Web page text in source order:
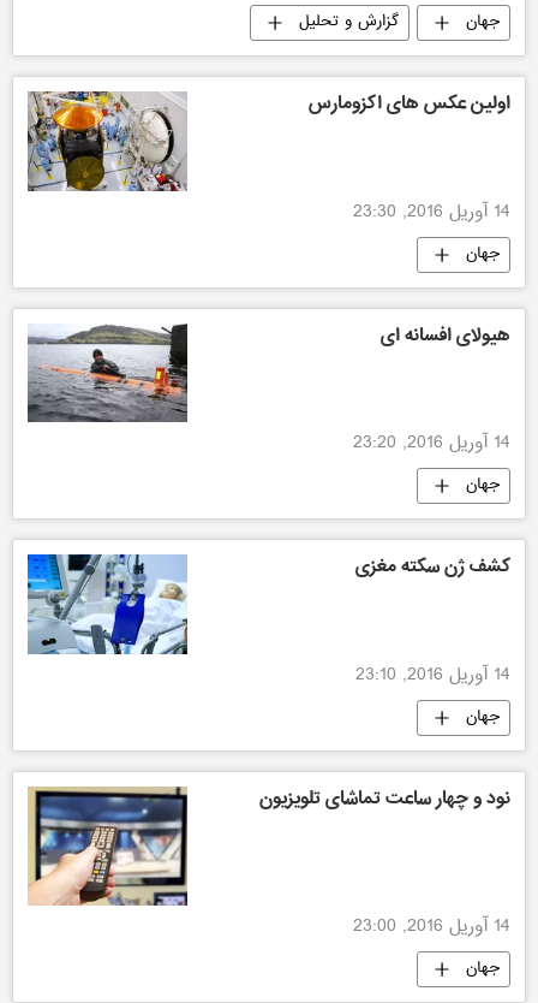
جهان گزارش و تحلیل
اولین عکس های اکزومارس
14 آوریل 2016, 23:30
جهان
هیولای افسانه ای
14 آوریل 2016, 23:20
جهان
کشف ژن سکته مغزی
14 آوریل 2016, 23:10
جهان
نود و چهار ساعت تماشای تلویزیون
14 آوریل 2016, 23:00
جهان